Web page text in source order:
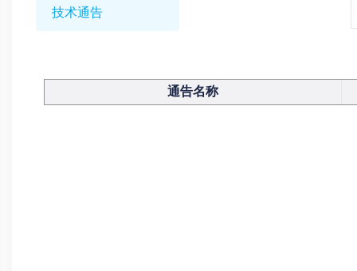
技术通告
通告名称